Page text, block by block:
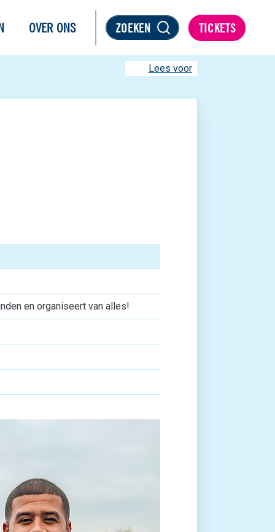
OVER ONS ZOEKEN TICKETS
Lees voor
en organiseert van alles!